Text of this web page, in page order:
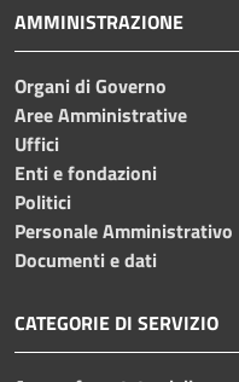
AMMINISTRAZIONE
Organi di Governo
Aree Amministrative
Uffici
Enti e fondazioni
Politici
Personale Amministrativo
Documenti e dati
CATEGORIE DI SERVIZIO